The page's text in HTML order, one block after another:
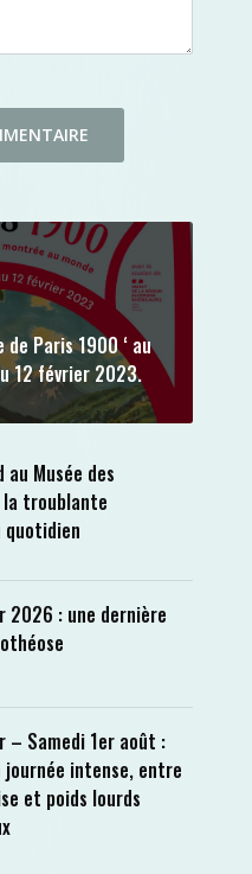
de Paris 1900 ‘ au
12 février 2023.
au Musée des
la troublante
2026 : une dernière
– Samedi 1er août :
journée intense, entre
et poids lourds